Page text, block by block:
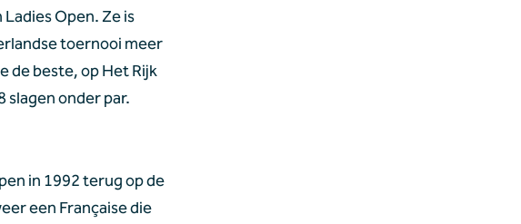
Open. Ze is
toernooi meer
de beste, op Het Rijk
slagen onder par.
in 1992 terug op de
een Française die